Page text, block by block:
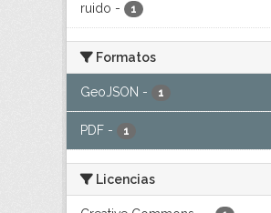
ruido - 1
Formatos
GeoJSON - 1
PDF - 1
Licencias